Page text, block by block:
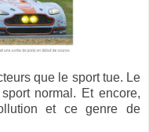
que le sport tue. Le
normal. Et encore,
et ce genre de